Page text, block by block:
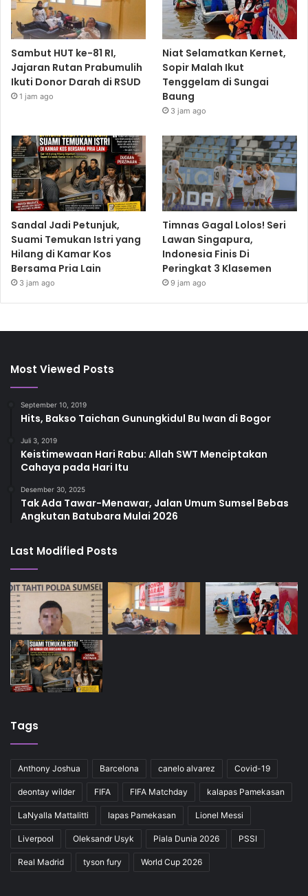
Sambut HUT ke-81 RI,
Jajaran Rutan Prabumulih
Ikuti Donor Darah di RSUD
1 jam ago
Niat Selamatkan Kernet,
Sopir Malah Ikut
Tenggelam di Sungai
Baung
3 jam ago
Sandal Jadi Petunjuk,
Suami Temukan Istri yang
Hilang di Kamar Kos
Bersama Pria Lain
3 jam ago
Timnas Gagal Lolos! Seri
Lawan Singapura,
Indonesia Finis Di
Peringkat 3 Klasemen
9 jam ago
Most Viewed Posts
September 10, 2019
Hits, Bakso Taichan Gunungkidul Bu Iwan di Bogor
Juli 3, 2019
Keistimewaan Hari Rabu: Allah SWT Menciptakan
Cahaya pada Hari Itu
Desember 30, 2025
Tak Ada Tawar-Menawar, Jalan Umum Sumsel Bebas
Angkutan Batubara Mulai 2026
Last Modified Posts
Tags
Anthony Joshua Barcelona canelo alvarez Covid-19
deontay wilder FIFA FIFA Matchday kalapas Pamekasan
LaNyalla Mattalitti lapas Pamekasan Lionel Messi
Liverpool Oleksandr Usyk Piala Dunia 2026 PSSI
Real Madrid tyson fury World Cup 2026